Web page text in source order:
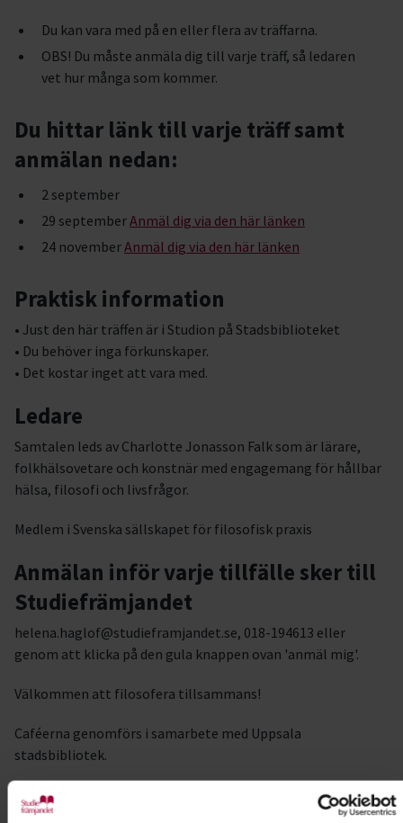
Du kan vara med på en eller flera av träffarna.
OBS! Du måste anmäla dig till varje träff, så ledaren
vet hur många som kommer.
Du hittar länk till varje träff samt
anmälan nedan:
2 september
29 septemberAnmäl dig via den här länken
24 novemberAnmäl dig via den här länken
Praktisk information
• Just den här träffen är i Studion på Stadsbiblioteket
• Du behöver inga förkunskaper.
• Det kostar inget att vara med.
Ledare
Samtalen leds av Charlotte Jonasson Falk som är lärare,
folkhälsovetare och konstnär med engagemang för hållbar
hälsa, filosofi och livsfrågor.
Medlem i Svenska sällskapet för filosofisk praxis
Anmälan inför varje tillfälle sker till
Studiefrämjandet
helena.haglof@studieframjandet.se, 018-194613 eller
genom att klicka på den gula knappen ovan 'anmäl mig'.
Välkommen att filosofera tillsammans!
Caféerna genomförs i samarbete med Uppsala
stadsbibliotek.
Kursledare